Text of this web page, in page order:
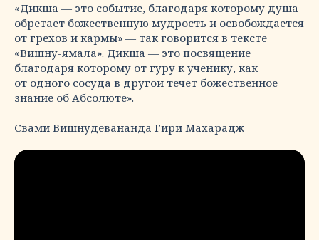
«Дикша — это событие, благодаря которому душа
обретает божественную мудрость и освобождается
от грехов и кармы» — так говорится в тексте
«Вишну-ямала». Дикша — это посвящение
благодаря которому от гуру к ученику, как
от одного сосуда в другой течет божественное
знание об Абсолюте».
Свами Вишнудевананда Гири Махарадж